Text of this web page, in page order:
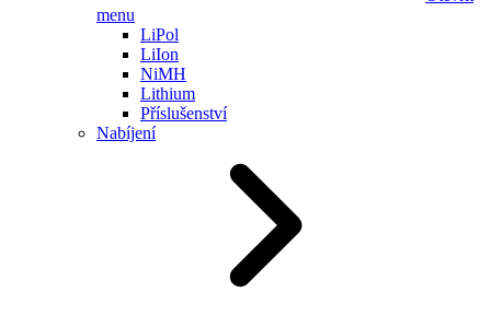
menu
LiPol
LiIon
NiMH
Lithium
Příslušenství
Nabíjení